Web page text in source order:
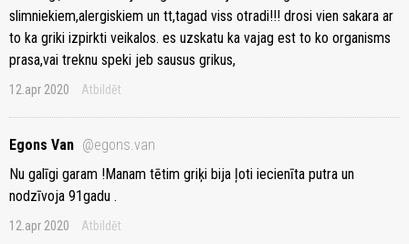
slimniekiem,alergiskiem un tt,tagad viss otradi!!! drosi vien sakara ar
to ka griki izpirkti veikalos. es uzskatu ka vajag est to ko organisms
prasa,vai treknu speki jeb sausus grikus,
12.apr 2020 Atbildēt
Egons Van @egons.van
Nu galīgi garam !Manam tētim griķi bija ļoti iecienīta putra un
nodzīvoja 91gadu .
12.apr 2020 Atbildēt